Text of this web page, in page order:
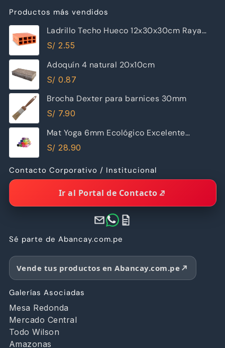
Productos más vendidos
Ladrillo Techo Hueco 12x30x30cm Raya
Piramide
S/ 2.55
Adoquín 4 natural 20x10cm
S/ 0.87
Brocha Dexter para barnices 30mm
S/ 7.90
Mat Yoga 6mm Ecológico Excelente
Calidad
S/ 28.90
Contacto Corporativo / Institucional
Ir al Portal de Contacto
Sé parte de Abancay.com.pe
Vende tus productos en Abancay.com.pe
Galerías Asociadas
Mesa Redonda
Mercado Central
Todo Wilson
Amazonas